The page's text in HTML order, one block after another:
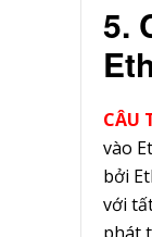
5.
CÂU
vào
bởi
với